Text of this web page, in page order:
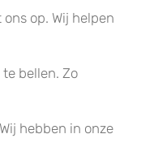
op. Wij helpen
bellen. Zo
hebben in onze